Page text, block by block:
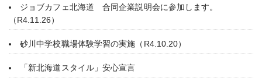
ジョブカフェ北海道 合同企業説明会に参加します。
（R4.11.26）
砂川中学校職場体験学習の実施（R4.10.20）
「新北海道スタイル」安心宣言